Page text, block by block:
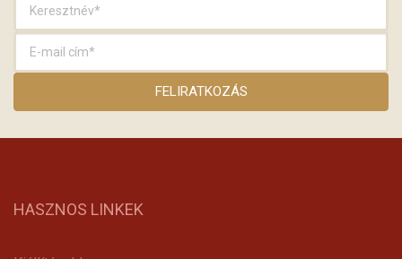
HASZNOS LINKEK